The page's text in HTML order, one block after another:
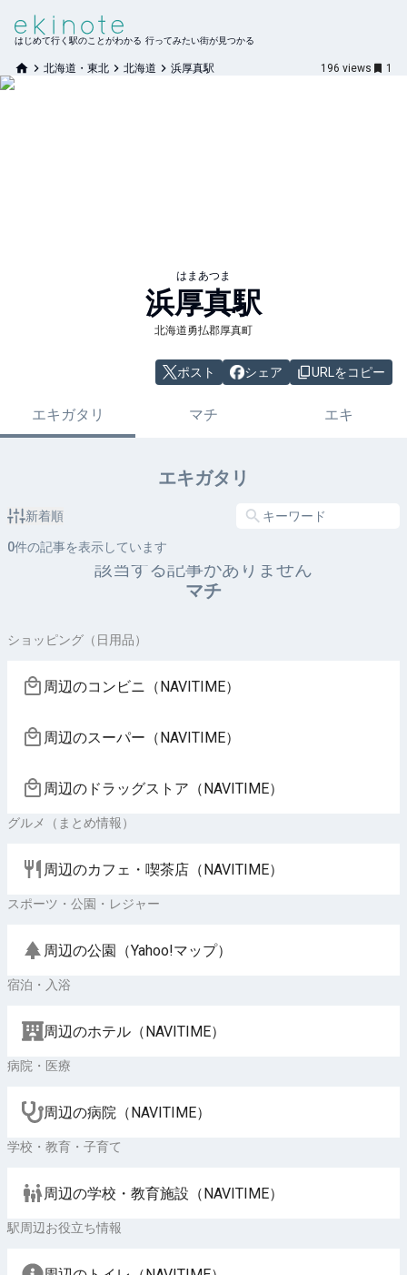
はじめて行く駅のことがわかる 行ってみたい街が見つかる
北海道・東北 北海道 浜厚真駅 196 views 1
はまあつま
浜厚真駅
北海道勇払郡厚真町
ポスト シェア URLをコピー
エキガタリ マチ エキ
エキガタリ
新着順
0件の記事を表示しています
該当する記事がありません
マチ
ショッピング（日用品）
周辺のコンビニ（NAVITIME）
周辺のスーパー（NAVITIME）
周辺のドラッグストア（NAVITIME）
グルメ（まとめ情報）
周辺のカフェ・喫茶店（NAVITIME）
スポーツ・公園・レジャー
周辺の公園（Yahoo!マップ）
宿泊・入浴
周辺のホテル（NAVITIME）
病院・医療
周辺の病院（NAVITIME）
学校・教育・子育て
周辺の学校・教育施設（NAVITIME）
駅周辺お役立ち情報